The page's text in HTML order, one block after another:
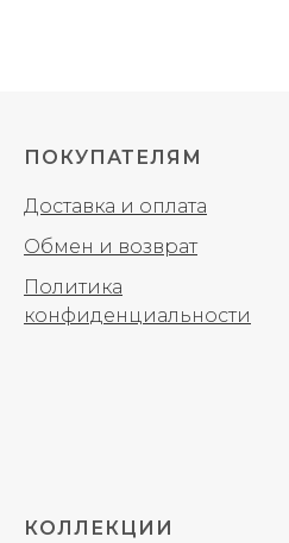
ПОКУПАТЕЛЯМ
Доставка и оплата
Обмен и возврат
Политика
конфиденциальности
КОЛЛЕКЦИИ